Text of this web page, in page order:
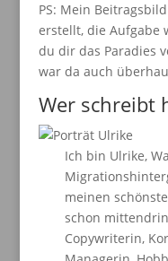
PS: Mein
erstellt, die Aufgabe
du dir das Paradies
war da auch
Wer schreibt
Ich bin Ulrike,
meinen
schon
Copywriterin,